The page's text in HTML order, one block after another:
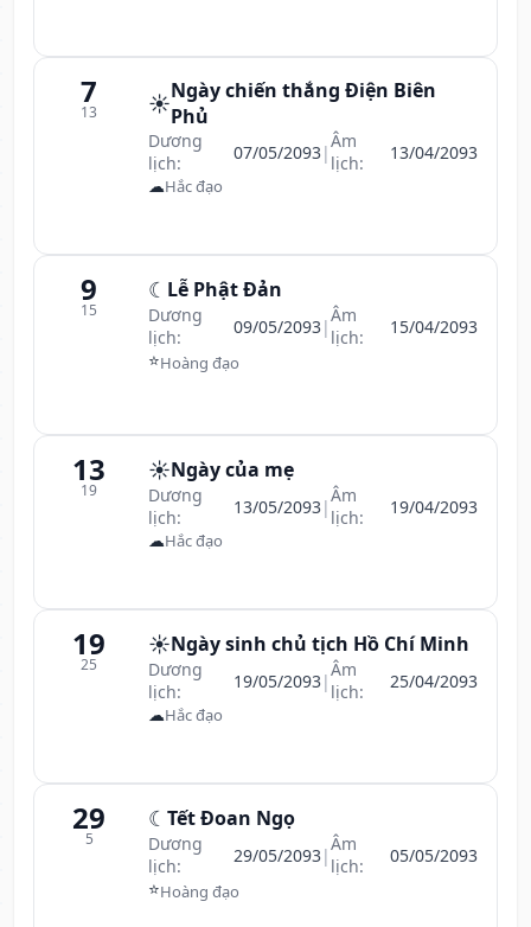
7
13 ☀️Ngày chiến thắng Điện Biên
Phủ
Dương
lịch:
07/05/2093|Âm
lịch:
13/04/2093
☁Hắc đạo
9
15
☾ Lễ Phật Đản
Dương
lịch:
09/05/2093|Âm
lịch:
15/04/2093
⭐Hoàng đạo
13
19
☀️Ngày của mẹ
Dương
lịch:
13/05/2093|Âm
lịch:
19/04/2093
☁Hắc đạo
19
25
☀️Ngày sinh chủ tịch Hồ Chí Minh
Dương
lịch:
19/05/2093|Âm
lịch:
25/04/2093
☁Hắc đạo
29
5
☾ Tết Đoan Ngọ
Dương
lịch:
29/05/2093|Âm
lịch:
05/05/2093
⭐Hoàng đạo